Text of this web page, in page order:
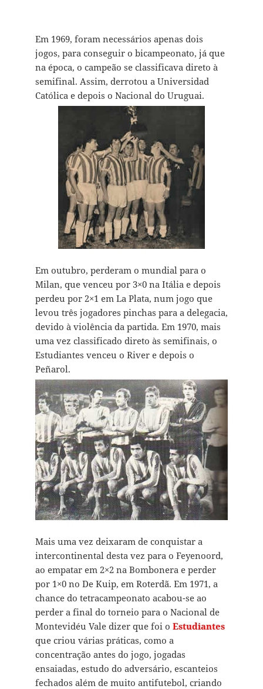
Em 1969, foram necessários apenas dois
jogos, para conseguir o bicampeonato, já que
na época, o campeão se classificava direto à
semifinal. Assim, derrotou a Universidad
Católica e depois o Nacional do Uruguai.
Em outubro, perderam o mundial para o
Milan, que venceu por 3×0 na Itália e depois
perdeu por 2×1 em La Plata, num jogo que
levou três jogadores pinchas para a delegacia,
devido à violência da partida. Em 1970, mais
uma vez classificado direto às semifinais, o
Estudiantes venceu o River e depois o
Peñarol.
Mais uma vez deixaram de conquistar a
intercontinental desta vez para o Feyenoord,
ao empatar em 2×2 na Bombonera e perder
por 1×0 no De Kuip, em Roterdã. Em 1971, a
chance do tetracampeonato acabou-se ao
perder a final do torneio para o Nacional de
Montevidéu Vale dizer que foi o Estudiantes
que criou várias práticas, como a
concentração antes do jogo, jogadas
ensaiadas, estudo do adversário, escanteios
fechados além de muito antifutebol, criando